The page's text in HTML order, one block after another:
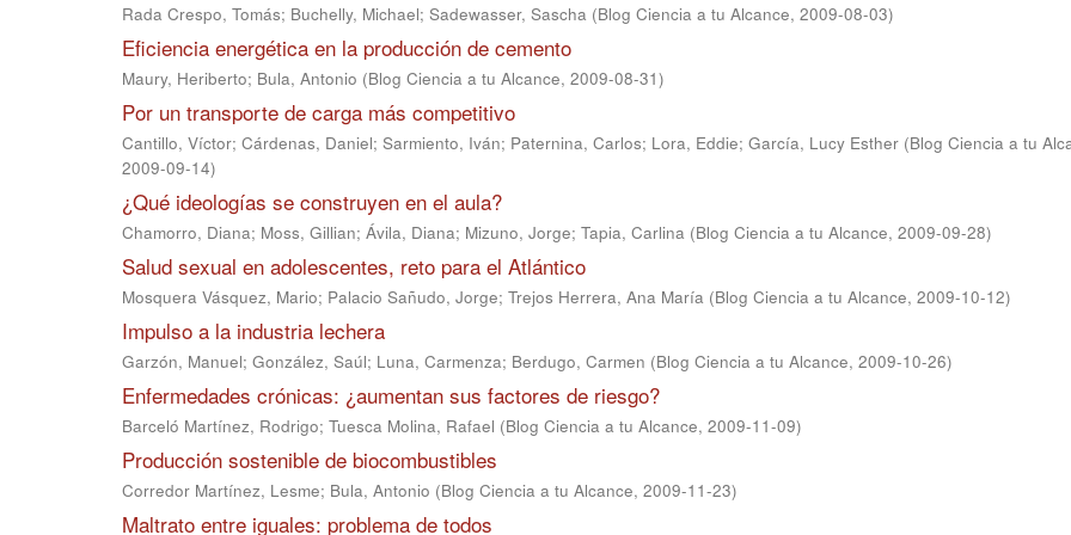
Rada Crespo, Tomás; Buchelly, Michael; Sadewasser, Sascha (Blog Ciencia a tu Alcance, 2009-08-03)
Eficiencia energética en la producción de cemento
Maury, Heriberto; Bula, Antonio (Blog Ciencia a tu Alcance, 2009-08-31)
Por un transporte de carga más competitivo
Cantillo, Víctor; Cárdenas, Daniel; Sarmiento, Iván; Paternina, Carlos; Lora, Eddie; García, Lucy Esther (Blog Ciencia a tu
2009-09-14)
¿Qué ideologías se construyen en el aula?
Chamorro, Diana; Moss, Gillian; Ávila, Diana; Mizuno, Jorge; Tapia, Carlina (Blog Ciencia a tu Alcance, 2009-09-28)
Salud sexual en adolescentes, reto para el Atlántico
Mosquera Vásquez, Mario; Palacio Sañudo, Jorge; Trejos Herrera, Ana María (Blog Ciencia a tu Alcance, 2009-10-12)
Impulso a la industria lechera
Garzón, Manuel; González, Saúl; Luna, Carmenza; Berdugo, Carmen (Blog Ciencia a tu Alcance, 2009-10-26)
Enfermedades crónicas: ¿aumentan sus factores de riesgo?
Barceló Martínez, Rodrigo; Tuesca Molina, Rafael (Blog Ciencia a tu Alcance, 2009-11-09)
Producción sostenible de biocombustibles
Corredor Martínez, Lesme; Bula, Antonio (Blog Ciencia a tu Alcance, 2009-11-23)
Maltrato entre iguales: problema de todos